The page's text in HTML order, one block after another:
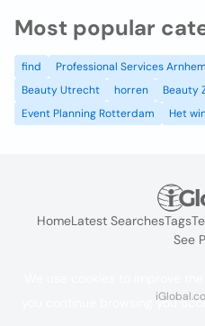
Most popular
find Professional Services Arnhem
Beauty Utrecht
horren Beauty
Event Planning Rotterdam
Het
HomeLatest SearchesTags
See
you continue browsing you